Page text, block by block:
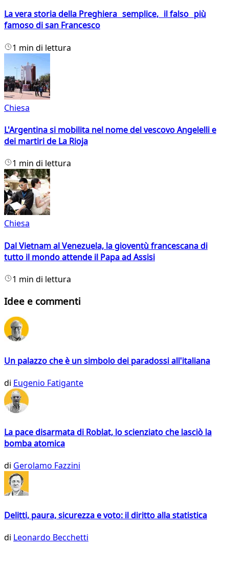
La vera storia della Preghiera semplice, il falso più
famoso di san Francesco
1 min di lettura
Chiesa
L'Argentina si mobilita nel nome del vescovo Angelelli e
dei martiri de La Rioja
1 min di lettura
Chiesa
Dal Vietnam al Venezuela, la gioventù francescana di
tutto il mondo attende il Papa ad Assisi
1 min di lettura
Idee e commenti
Un palazzo che è un simbolo dei paradossi all'italiana
di Eugenio Fatigante
La pace disarmata di Roblat, lo scienziato che lasciò la
bomba atomica
di Gerolamo Fazzini
Delitti, paura, sicurezza e voto: il diritto alla statistica
di Leonardo Becchetti